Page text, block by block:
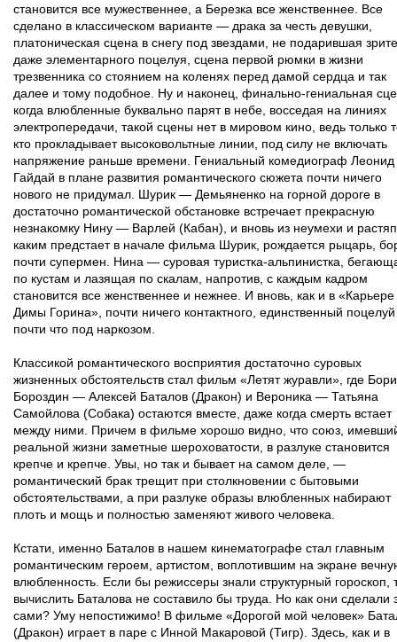
становится все мужественнее, а Березка все женственнее. Все
сделано в классическом варианте — драка за честь девушки,
платоническая сцена в снегу под звездами, не подарившая
даже элементарного поцелуя, сцена первой рюмки в жизни
трезвенника со стоянием на коленях перед дамой сердца и так
далее и тому подобное. Ну и наконец, финально-гениальная
когда влюбленные буквально парят в небе, восседая на линиях
электропередачи, такой сцены нет в мировом кино, ведь только
кто прокладывает высоковольтные линии, под силу не включать
напряжение раньше времени. Гениальный комедиограф Леонид
Гайдай в плане развития романтического сюжета почти ничего
нового не придумал. Шурик — Демьяненко на горной дороге в
достаточно романтической обстановке встречает прекрасную
незнакомку Нину — Варлей (Кабан), и вновь из неумехи и
каким предстает в начале фильма Шурик, рождается рыцарь,
почти супермен. Нина — суровая туристка-альпинистка,
по кустам и лазящая по скалам, напротив, с каждым кадром
становится все женственнее и нежнее. И вновь, как и в «Карьере
Димы Горина», почти ничего контактного, единственный поцелуй
почти что под наркозом.
Классикой романтического восприятия достаточно суровых
жизненных обстоятельств стал фильм «Летят журавли», где
Бороздин — Алексей Баталов (Дракон) и Вероника — Татьяна
Самойлова (Собака) остаются вместе, даже когда смерть встает
между ними. Причем в фильме хорошо видно, что союз,
реальной жизни заметные шероховатости, в разлуке становится
крепче и крепче. Увы, но так и бывает на самом деле, —
романтический брак трещит при столкновении с бытовыми
обстоятельствами, а при разлуке образы влюбленных набирают
плоть и мощь и полностью заменяют живого человека.
Кстати, именно Баталов в нашем кинематографе стал главным
романтическим героем, артистом, воплотившим на экране
влюбленность. Если бы режиссеры знали структурный гороскоп,
вычислить Баталова не составило бы труда. Но как они сделали
сами? Уму непостижимо! В фильме «Дорогой мой человек»
(Дракон) играет в паре с Инной Макаровой (Тигр). Здесь, как и в